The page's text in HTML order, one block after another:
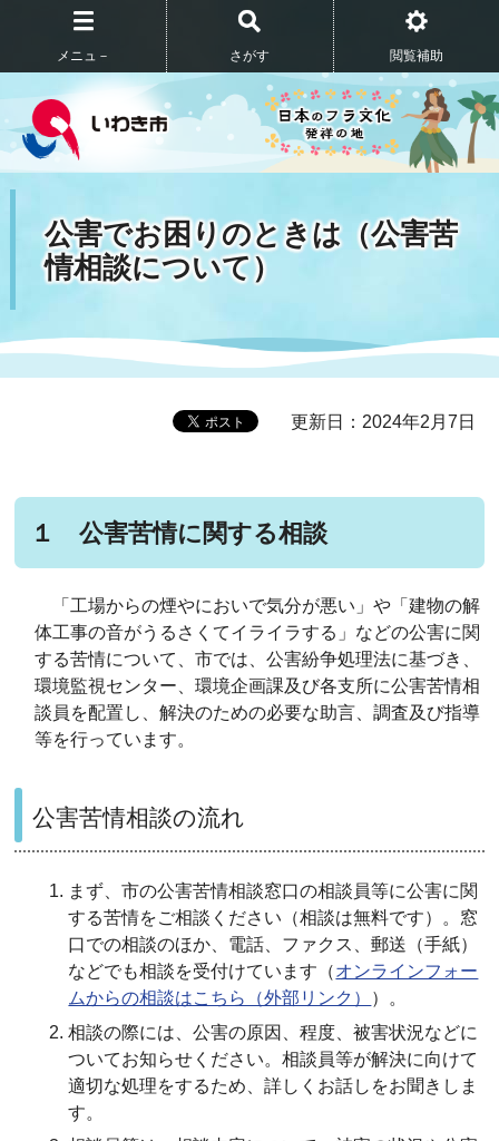
メニュ－ さがす 閲覧補助
公害でお困りのときは（公害苦
情相談について）
更新日：2024年2月7日
１ 公害苦情に関する相談
「工場からの煙やにおいで気分が悪い」や「建物の解
体工事の音がうるさくてイライラする」などの公害に関
する苦情について、市では、公害紛争処理法に基づき、
環境監視センター、環境企画課及び各支所に公害苦情相
談員を配置し、解決のための必要な助言、調査及び指導
等を行っています。
公害苦情相談の流れ
まず、市の公害苦情相談窓口の相談員等に公害に関
する苦情をご相談ください（相談は無料です）。窓
口での相談のほか、電話、ファクス、郵送（手紙）
などでも相談を受付けています（オンラインフォー
ムからの相談はこちら（外部リンク） ）。
相談の際には、公害の原因、程度、被害状況などに
ついてお知らせください。相談員等が解決に向けて
適切な処理をするため、詳しくお話しをお聞きしま
す。